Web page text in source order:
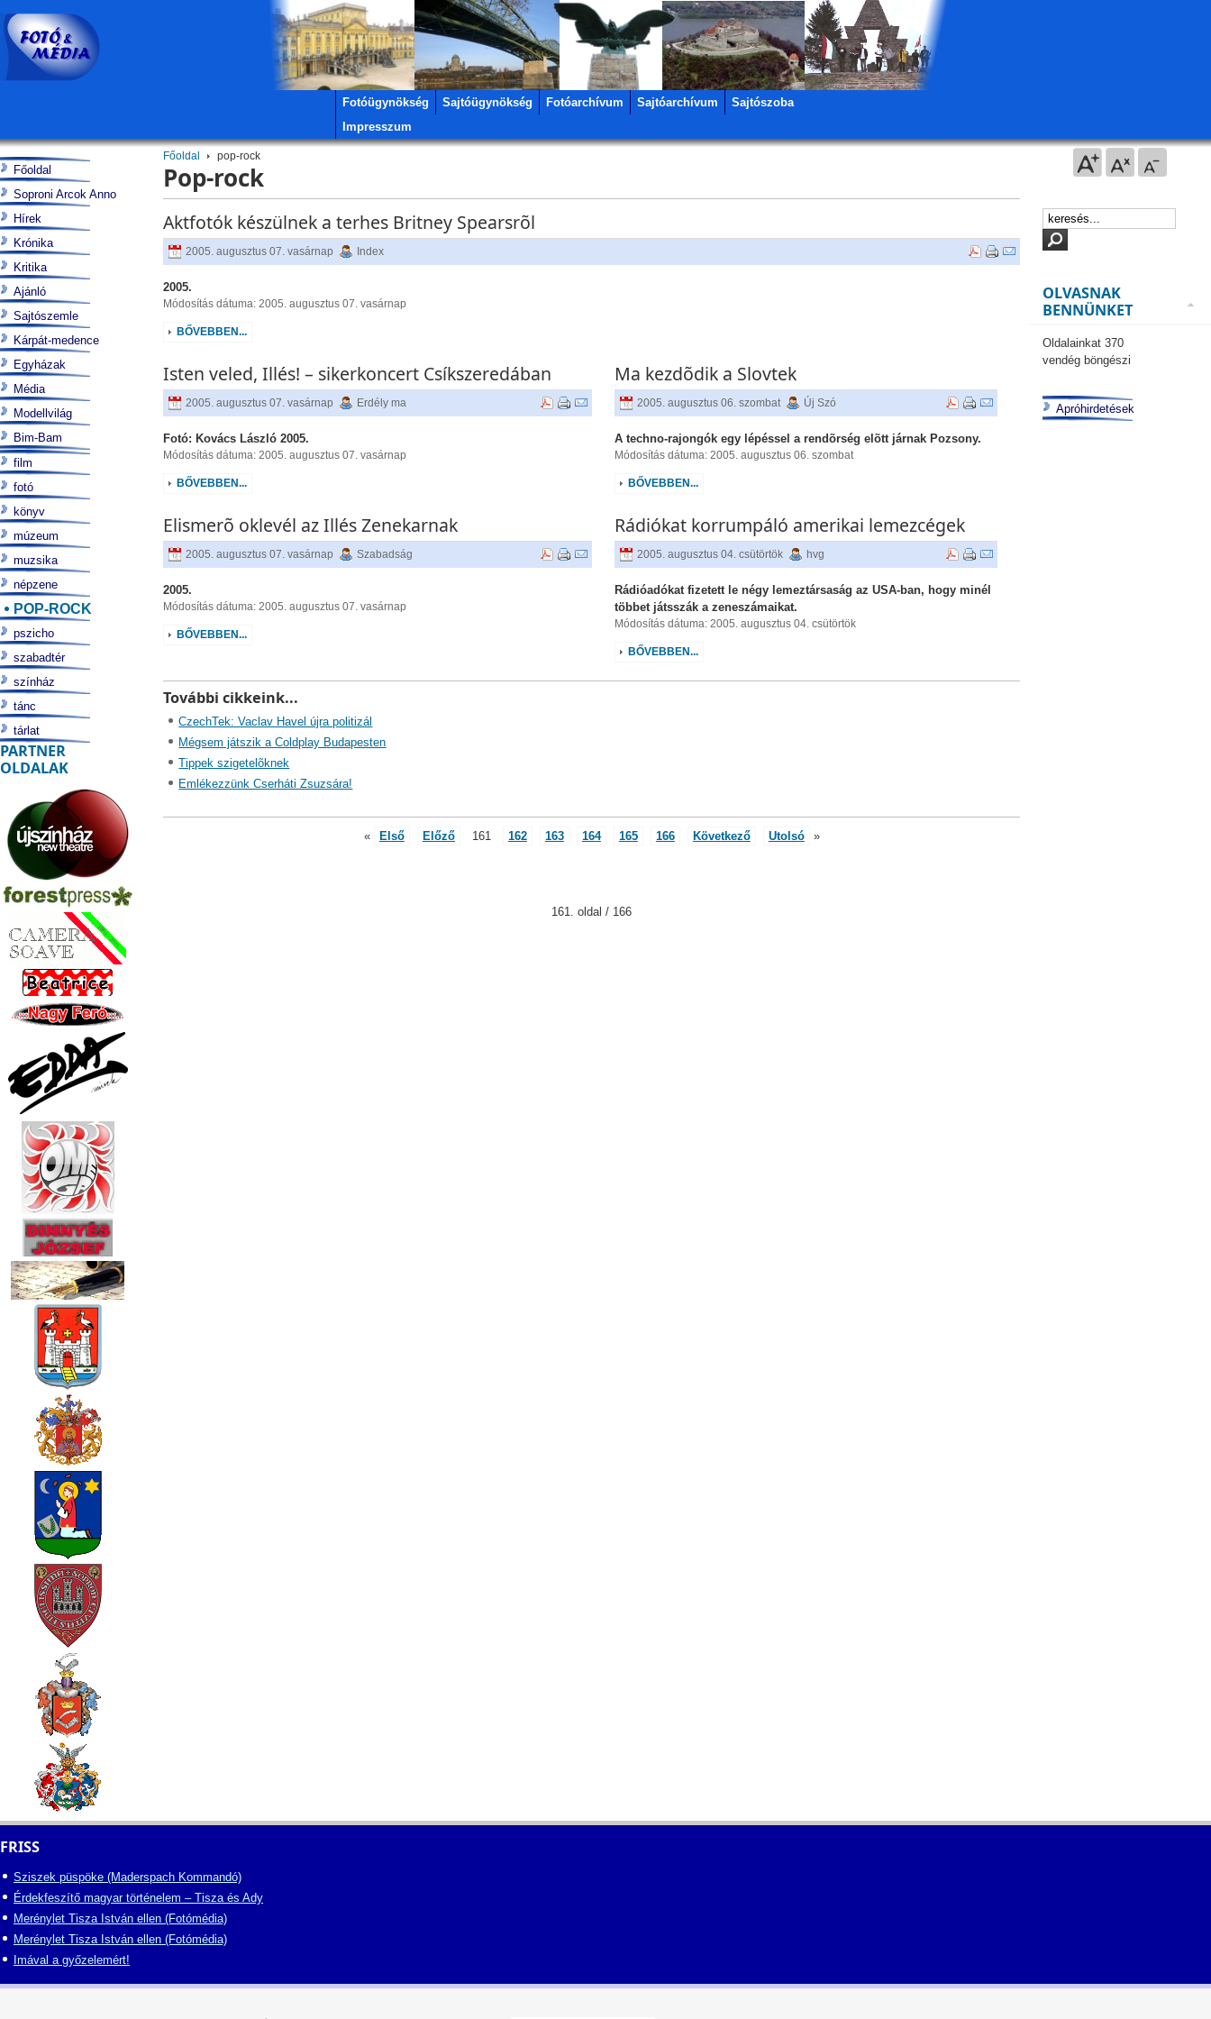
Fotóügynökség Sajtóügynökség Fotóarchívum Sajtóarchívum
Sajtószoba
Impresszum
Főoldal pop-rock
Pop-rock
Aktfotók készülnek a terhes Britney Spearsrõl
2005. augusztus 07. vasárnap Index
2005.
Módosítás dátuma: 2005. augusztus 07. vasárnap
BŐVEBBEN...
Isten veled, Illés! – sikerkoncert Csíkszeredában
2005. augusztus 07. vasárnap Erdély ma
Fotó: Kovács László 2005.
Módosítás dátuma: 2005. augusztus 07. vasárnap
BŐVEBBEN...
Elismerõ oklevél az Illés Zenekarnak
2005. augusztus 07. vasárnap Szabadság
2005.
Módosítás dátuma: 2005. augusztus 07. vasárnap
BŐVEBBEN...
Ma kezdõdik a Slovtek
2005. augusztus 06. szombat Új Szó
A techno-rajongók egy lépéssel a rendõrség elõtt járnak Pozsony.
Módosítás dátuma: 2005. augusztus 06. szombat
BŐVEBBEN...
Rádiókat korrumpáló amerikai lemezcégek
2005. augusztus 04. csütörtök hvg
Rádióadókat fizetett le négy lemeztársaság az USA-ban, hogy minél
többet játsszák a zeneszámaikat.
Módosítás dátuma: 2005. augusztus 04. csütörtök
BŐVEBBEN...
További cikkeink...
CzechTek: Vaclav Havel újra politizál
Mégsem játszik a Coldplay Budapesten
Tippek szigetelõknek
Emlékezzünk Cserháti Zsuzsára!
« Első Előző 161 162 163 164 165 166 Következő Utolsó »
161. oldal / 166
Főoldal
Soproni Arcok Anno
Hírek
Krónika
Kritika
Ajánló
Sajtószemle
Kárpát-medence
Egyházak
Média
Modellvilág
Bim-Bam
film
fotó
könyv
múzeum
muzsika
népzene
POP-ROCK
pszicho
szabadtér
színház
tánc
tárlat
PARTNER
OLDALAK
OLVASNAK
BENNÜNKET
Oldalainkat 370
vendég böngészi
Apróhirdetések
FRISS
Sziszek püspöke (Maderspach Kommandó)
Érdekfeszítő magyar történelem – Tisza és Ady
Merénylet Tisza István ellen (Fotómédia)
Merénylet Tisza István ellen (Fotómédia)
Imával a győzelemért!